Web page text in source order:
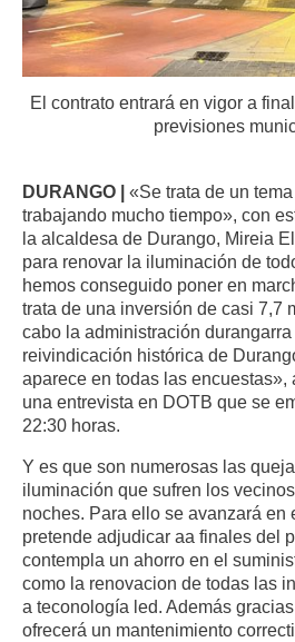
El contrato entrará en vigor a
previsiones
DURANGO | «Se trata de un
trabajando mucho tiempo», con
la alcaldesa de Durango, Mireia
para renovar la iluminación de
hemos conseguido poner en
trata de una inversión de casi 7,7
cabo la administración
reivindicación histórica de
aparece en todas las encuestas»,
una entrevista en DOTB que se
22:30 horas.
Y es que son numerosas las
iluminación que sufren los
noches. Para ello se avanzará en
pretende adjudicar aa finales del
contempla un ahorro en el
como la renovacion de todas las
a teconología led. Además
ofrecerá un mantenimiento